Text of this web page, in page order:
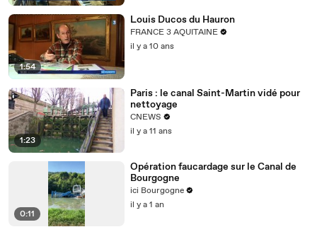
1:54
Louis Ducos du Hauron
FRANCE 3 AQUITAINE
il y a 10 ans
1:23
Paris : le canal Saint-Martin vidé pour
nettoyage
CNEWS
il y a 11 ans
0:11
Opération faucardage sur le Canal de
Bourgogne
ici Bourgogne
il y a 1 an